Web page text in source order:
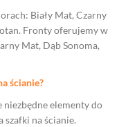
Biały Mat, Czarny
Fronty oferujemy w
Mat, Dąb Sonoma,
ścianie?
niezbędne elementy do
szafki na ścianie.